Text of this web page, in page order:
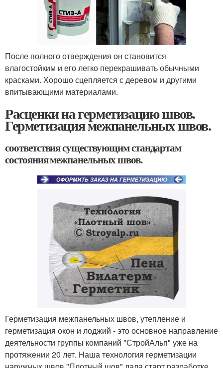
После полного отверждения он становится
влагостойким и его легко перекрашивать обычными
красками. Хорошо сцепляется с деревом и другими
впитывающими материалами.
Расценки на герметизацию швов.
Герметизация межпанельных швов.
соответствия существующим стандартам
состояния межпанельных швов.
Герметизация межпанельных швов, утепление и
герметизация окон и лоджий - это основное направление
деятельности группы компаний "СтройАльп" уже на
протяжении 20 лет. Наша технология герметизации